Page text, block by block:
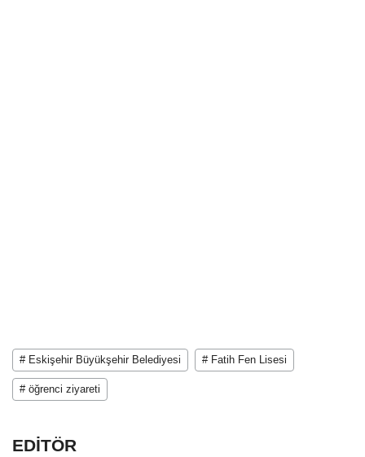
# Eskişehir Büyükşehir Belediyesi # Fatih Fen Lisesi
# öğrenci ziyareti
EDİTÖR